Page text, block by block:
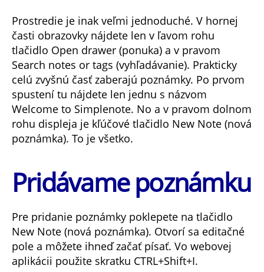
Prostredie je inak veľmi jednoduché. V hornej
časti obrazovky nájdete len v ľavom rohu
tlačidlo Open drawer (ponuka) a v pravom
Search notes or tags (vyhľadávanie). Prakticky
celú zvyšnú časť zaberajú poznámky. Po prvom
spustení tu nájdete len jednu s názvom
Welcome to Simplenote. No a v pravom dolnom
rohu displeja je kľúčové tlačidlo New Note (nová
poznámka). To je všetko.
Pridávame poznámku
Pre pridanie poznámky poklepete na tlačidlo
New Note (nová poznámka). Otvorí sa editačné
pole a môžete ihneď začať písať. Vo webovej
aplikácii použite skratku CTRL+Shift+I.